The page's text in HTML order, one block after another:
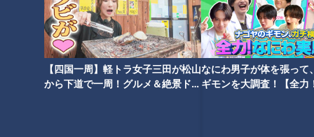
【四国一周】軽トラ女子三田が松山
から下道で一周！グルメ＆絶景ドラ
なにわ男子が体を張って
ギモンを大調査！【全力
別なエサ”とは
挑戦とは？